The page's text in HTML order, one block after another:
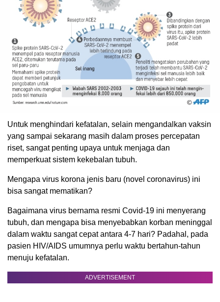
Untuk menghindari kefatalan, selain mengandalkan vaksin
yang sampai sekarang masih dalam proses percepatan
riset, sangat penting upaya untuk menjaga dan
memperkuat sistem kekebalan tubuh.
Mengapa virus korona jenis baru (novel coronavirus) ini
bisa sangat mematikan?
Bagaimana virus bernama resmi Covid-19 ini menyerang
tubuh, dan mengapa bisa menyebabkan korban meninggal
dalam waktu sangat cepat antara 4-7 hari? Padahal, pada
pasien HIV/AIDS umumnya perlu waktu bertahun-tahun
menuju kefatalan.
ADVERTISEMENT